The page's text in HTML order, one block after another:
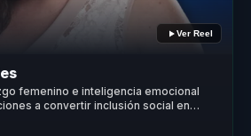
Ver Reel
femenino e inteligencia emocional
a convertir inclusión social en
crecimiento.